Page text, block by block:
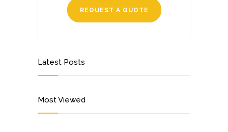
REQUEST A QUOTE
Latest Posts
Most Viewed